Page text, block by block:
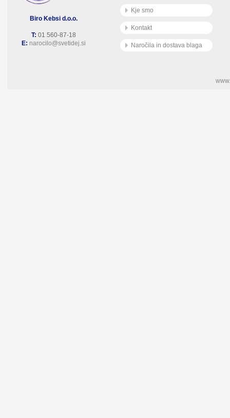
Biro Kebsi d.o.o.
T: 01 560-87-18
E: narocilo@svetidej.si
Kje smo
Kontakt
Naročila in dostava blaga